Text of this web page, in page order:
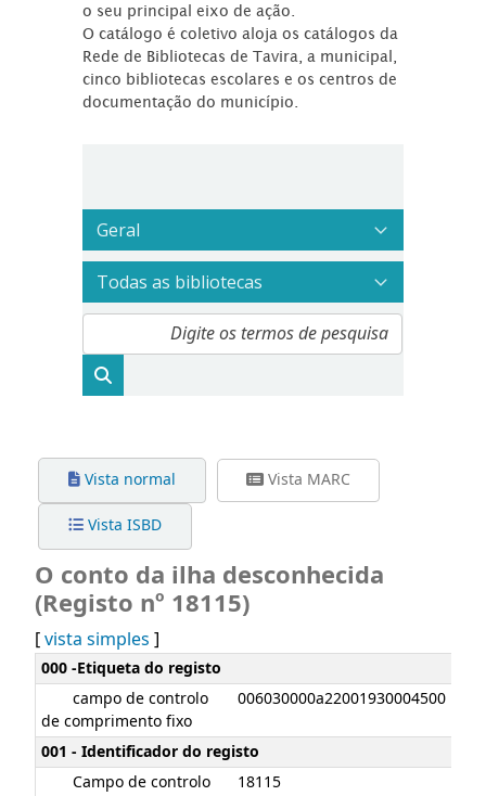
o seu principal eixo de ação.
O catálogo é coletivo aloja os catálogos da
Rede de Bibliotecas de Tavira, a municipal,
cinco bibliotecas escolares e os centros de
documentação do município.
Vista normal Vista MARC
Vista ISBD
O conto da ilha desconhecida
(Registo nº 18115)
[vista simples ]
Detalhes MARC
000 -Etiqueta do registo
campo de controlo
de comprimento fixo
006030000a22001930004500
001 - Identificador do registo
Campo de controlo
18115